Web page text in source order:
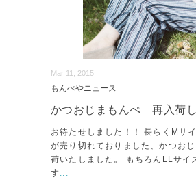
Mar 11, 2015
もんぺやニュース
かつおじまもんぺ 再入荷し
お待たせしました！！ 長らくMサ
が売り切れておりました、かつお
荷いたしました。 もちろんLLサイ
す...